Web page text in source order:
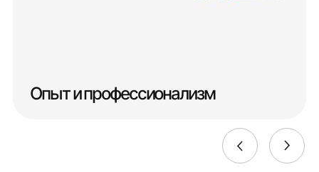
Опыт и профессионализм